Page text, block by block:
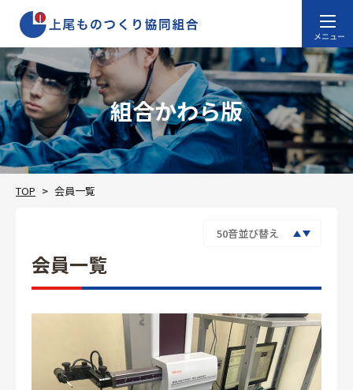
組合かわら版
TOP 会員一覧
会員一覧